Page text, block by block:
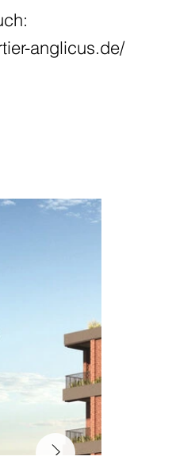
anglicus.de/